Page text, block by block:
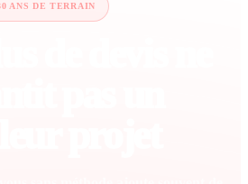
ANS DE TERRAIN